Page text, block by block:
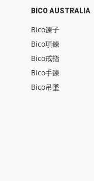
BICO AUSTRALIA
Bico鍊子
Bico項鍊
Bico戒指
Bico手鍊
Bico吊墜